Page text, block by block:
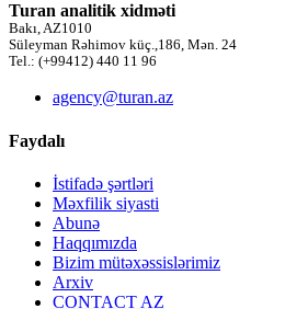
Turan analitik xidməti
Bakı, AZ1010
Süleyman Rəhimov küç.,186, Mən. 24
Tel.: (+99412) 440 11 96
agency@turan.az
Faydalı
İstifadə şərtləri
Məxfilik siyasti
Abunə
Haqqımızda
Bizim mütəxəssislərimiz
Arxiv
CONTACT AZ